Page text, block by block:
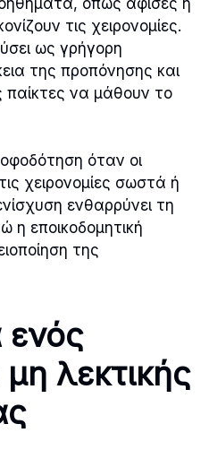
τις χειρονομίες.
ως γρήγορη
της προπόνησης και
παίκτες να μάθουν το
όταν οι
χειρονομίες σωστά ή
ενθαρρύνει τη
η εποικοδομητική
της
ενός
μη λεκτικής